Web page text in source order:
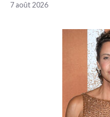
7 août 2026